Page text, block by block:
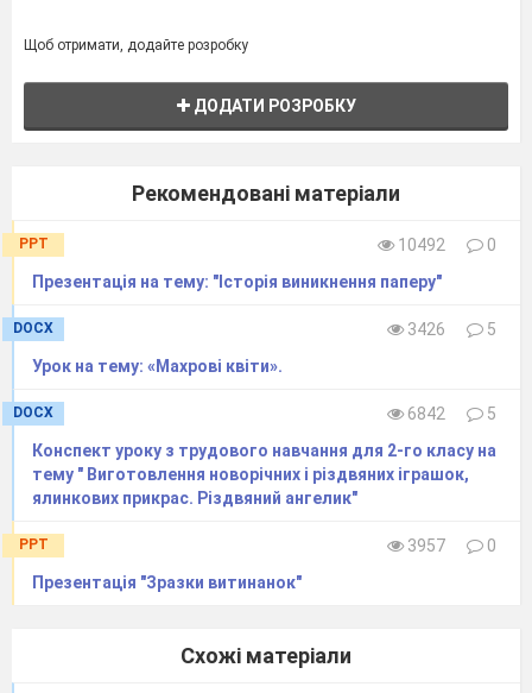
залишаються поряд з нами взимку?
поблизу наших осель? (відповіді
дітей)
Ви загадки відгадайте і птахів усіх
Ростом він маленький,
Хто він?... (Горобець)
Бо новини непрості
Є у неї на хвості…
Гордо птаха походжає,
Дуже мудра чорна птиця,
І біда, як розізлиться. (Ворона)
Щоб отримати, додайте розробку
ДОДАТИ РОЗРОБКУ
Рекомендовані матеріали
PPT 10492
0
Презентація на тему: "Історія виникнення паперу"
DOCX 3426
5
Урок на тему: «Махрові квіти».
DOCX 6842
5
Конспект уроку з трудового навчання для 2-го класу на
тему " Виготовлення новорічних і різдвяних іграшок,
ялинкових прикрас. Різдвяний ангелик"
PPT 3957
0
Презентація "Зразки витинанок"
Схожі матеріали